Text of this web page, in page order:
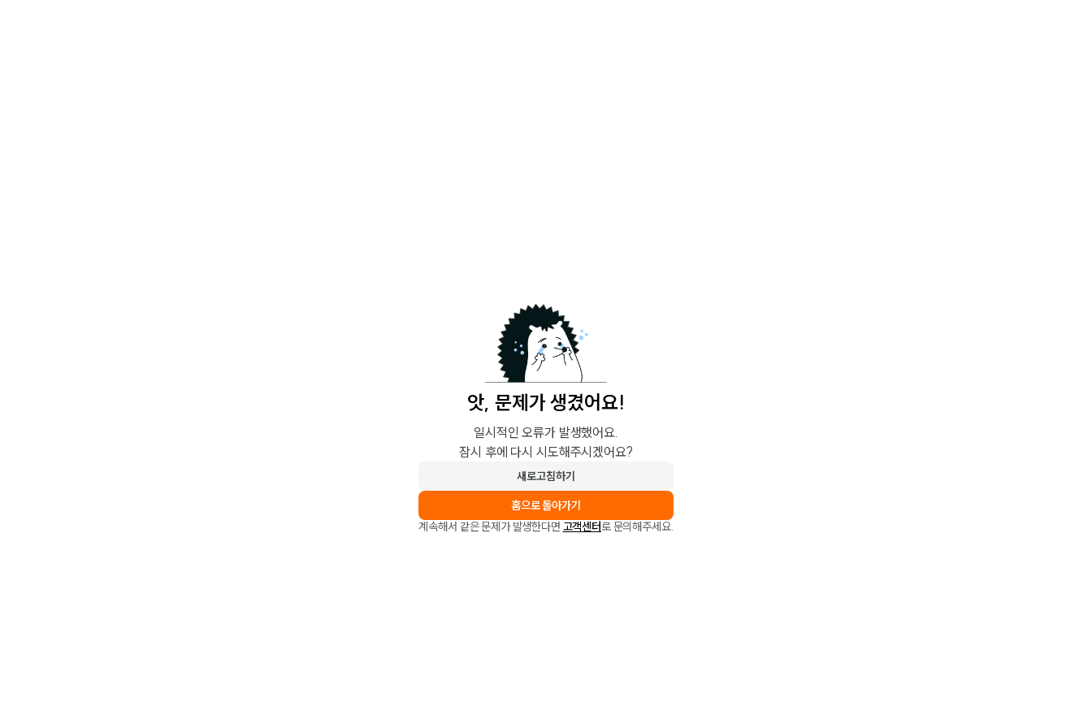
앗, 문제가 생겼어요!
일시적인 오류가 발생했어요.
잠시 후에 다시 시도해주시겠어요?
새로고침하기
홈으로 돌아가기
계속해서 같은 문제가 발생한다면 고객센터로 문의해주세요.